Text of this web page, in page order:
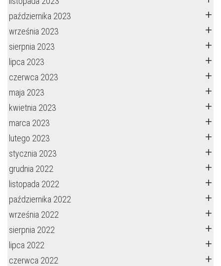
października 2023
września 2023
sierpnia 2023
lipca 2023
czerwca 2023
maja 2023
kwietnia 2023
marca 2023
lutego 2023
stycznia 2023
grudnia 2022
listopada 2022
października 2022
września 2022
sierpnia 2022
lipca 2022
czerwca 2022